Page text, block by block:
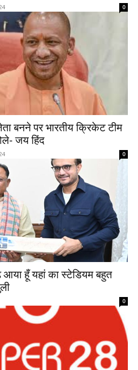
0
बनने पर भारतीय क्रिकेट टीम
जय हिंद
0
आया हूँ यहां का स्टेडियम बहुत
0